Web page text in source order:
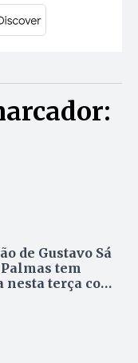
de Gustavo Sá
tem
nesta terça com